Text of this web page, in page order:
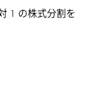
1 の株式分割を